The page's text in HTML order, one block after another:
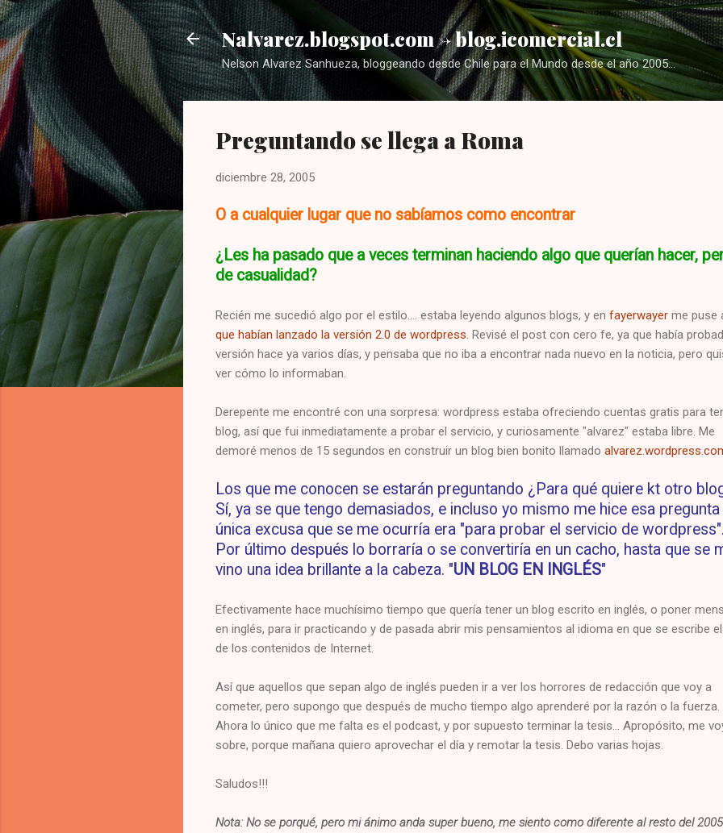
Ir al contenido principal
Nalvarez.blogspot.com -> blog.icomercial.cl
Nelson Alvarez Sanhueza, bloggeando desde Chile para el Mundo desde el año 2005...
Preguntando se llega a Roma
diciembre 28, 2005
O a cualquier lugar que no sabíamos como encontrar
¿Les ha pasado que a veces terminan haciendo algo que querían hacer,
de casualidad?
Recién me sucedió algo por el estilo.... estaba leyendo algunos blogs, y en fayerwayer me puse
que habían lanzado la versión 2.0 de wordpress. Revisé el post con cero fe, ya que había
versión hace ya varios días, y pensaba que no iba a encontrar nada nuevo en la noticia, pero
ver cómo lo informaban.
Derepente me encontré con una sorpresa: wordpress estaba ofreciendo cuentas gratis para
blog, así que fui inmediatamente a probar el servicio, y curiosamente "alvarez" estaba libre. Me
demoré menos de 15 segundos en construir un blog bien bonito llamado
Los que me conocen se estarán preguntando ¿Para qué quiere kt otro
Sí, ya se que tengo demasiados, e incluso yo mismo me hice esa pregunta
única excusa que se me ocurría era "para probar el servicio de wordpress".
Por último después lo borraría o se convertiría en un cacho, hasta que se
vino una idea brillante a la cabeza. "UN BLOG EN INGLÉS"
Efectivamente hace muchísimo tiempo que quería tener un blog escrito en inglés, o poner
en inglés, para ir practicando y de pasada abrir mis pensamientos al idioma en que se escribe el
de los contenidos de Internet.
Así que aquellos que sepan algo de inglés pueden ir a ver los horrores de redacción que voy a
cometer, pero supongo que después de mucho tiempo algo aprenderé por la razón o la fuerza.
Ahora lo único que me falta es el podcast, y por supuesto terminar la tesis... Apropósito, me
sobre, porque mañana quiero aprovechar el día y remotar la tesis. Debo varias hojas.
Saludos!!!
Nota: No se porqué, pero mi ánimo anda super bueno, me siento como diferente al resto del